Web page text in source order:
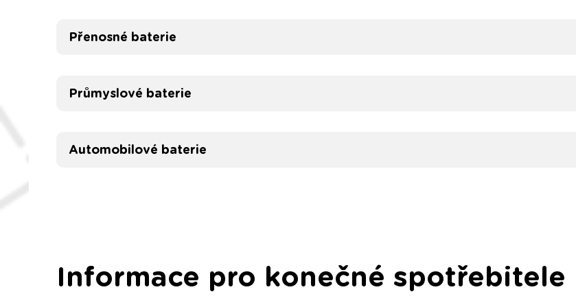
Přenosné baterie
Průmyslové baterie
Automobilové baterie
Informace pro konečné spotřebitele